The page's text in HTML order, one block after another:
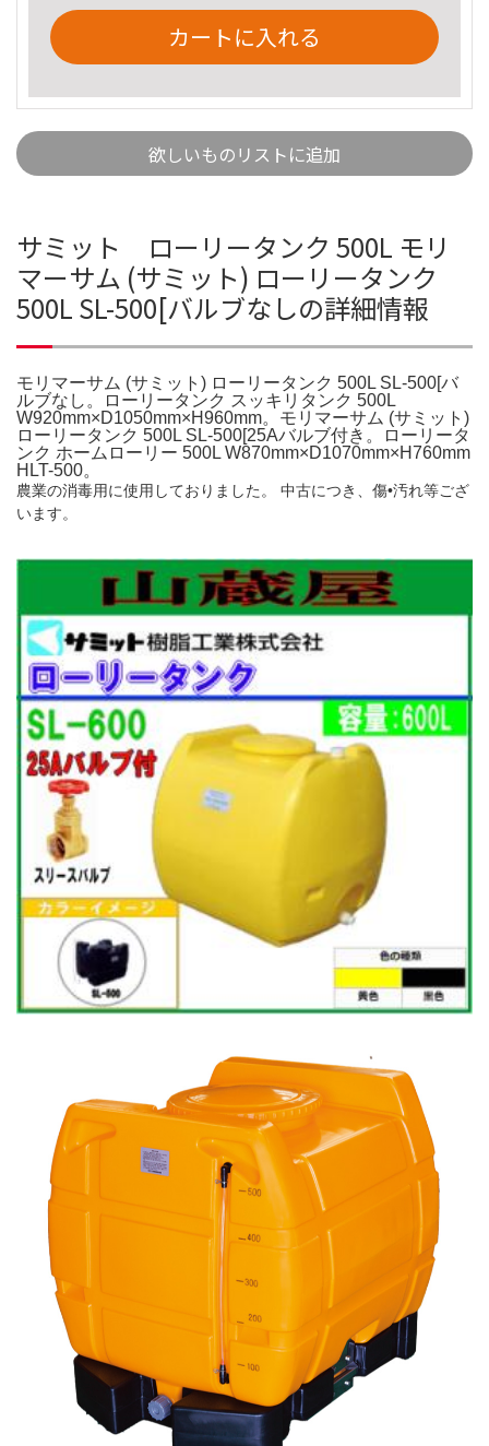
カートに入れる
欲しいものリストに追加
サミット ローリータンク 500L モリ
マーサム (サミット) ローリータンク
500L SL-500[バルブなしの詳細情報
モリマーサム (サミット) ローリータンク 500L SL-500[バ
ルブなし。ローリータンク スッキリタンク 500L
W920mm×D1050mm×H960mm。モリマーサム (サミット)
ローリータンク 500L SL-500[25Aバルブ付き。ローリータ
ンク ホームローリー 500L W870mm×D1070mm×H760mm
HLT-500。
農業の消毒用に使用しておりました。 中古につき、傷•汚れ等ござ
います。